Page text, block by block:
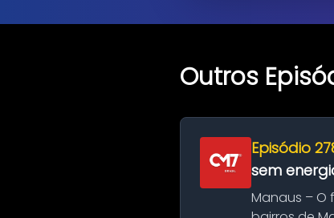
Outros
Episódio
sem
Manaus –